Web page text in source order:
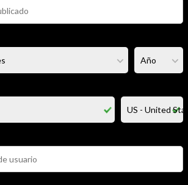
Pelo: Castaño
sólo busco tener ..., dar placer y que me lo
rollofollamigos por decirlo de esa manera .
y luego no se queda aunque sea para
que me hable.